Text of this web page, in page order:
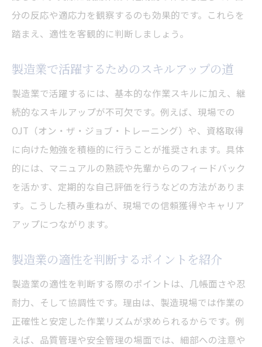
分の反応や適応力を観察するのも効果的です。これらを
踏まえ、適性を客観的に判断しましょう。
製造業で活躍するためのスキルアップの道
製造業で活躍するには、基本的な作業スキルに加え、継
続的なスキルアップが不可欠です。例えば、現場での
OJT（オン・ザ・ジョブ・トレーニング）や、資格取得
に向けた勉強を積極的に行うことが推奨されます。具体
的には、マニュアルの熟読や先輩からのフィードバック
を活かす、定期的な自己評価を行うなどの方法がありま
す。こうした積み重ねが、現場での信頼獲得やキャリア
アップにつながります。
製造業の適性を判断するポイントを紹介
製造業の適性を判断する際のポイントは、几帳面さや忍
耐力、そして協調性です。理由は、製造現場では作業の
正確性と安定した作業リズムが求められるからです。例
えば、品質管理や安全管理の場面では、細部への注意や